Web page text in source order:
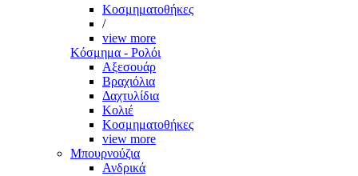
Κοσμηματοθήκες
/
view more
Κόσμημα - Ρολόι
Αξεσουάρ
Βραχιόλια
Δαχτυλίδια
Κολιέ
Κοσμηματοθήκες
view more
Μπουρνούζια
Ανδρικά